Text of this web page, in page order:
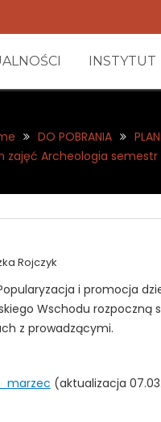
INSTYTUT
DO POBRANIA
zajęć Archeologia
Rojczyk
i promocja
Wschodu
z prowadzącymi.
(aktualizacja